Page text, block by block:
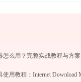
怎么用？完整实战教程与方案